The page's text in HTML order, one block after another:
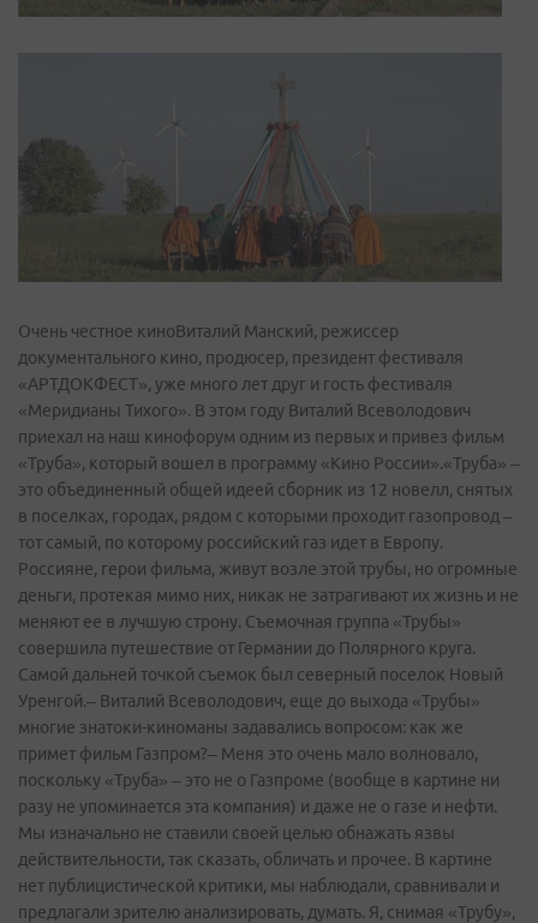
Очень честное киноВиталий Манский, режиссер
документального кино, продюсер, президент фестиваля
«АРТДОКФЕСТ», уже много лет друг и гость фестиваля
«Меридианы Тихого». В этом году Виталий Всеволодович
приехал на наш кинофорум одним из первых и привез фильм
«Труба», который вошел в программу «Кино России».«Труба» –
это объединенный общей идеей сборник из 12 новелл, снятых
в поселках, городах, рядом с которыми проходит газопровод –
тот самый, по которому российский газ идет в Европу.
Россияне, герои фильма, живут возле этой трубы, но огромные
деньги, протекая мимо них, никак не затрагивают их жизнь и не
меняют ее в лучшую строну. Съемочная группа «Трубы»
совершила путешествие от Германии до Полярного круга.
Самой дальней точкой съемок был северный поселок Новый
Уренгой.– Виталий Всеволодович, еще до выхода «Трубы»
многие знатоки-­киноманы задавались вопросом: как же
примет фильм Газпром?– Меня это очень мало волновало,
поскольку «Труба» – это не о Газпроме (вообще в картине ни
разу не упоминается эта компания) и даже не о газе и нефти.
Мы изначально не ставили своей целью обнажать язвы
действительности, так сказать, обличать и прочее. В картине
нет публицистической критики, мы наблюдали, сравнивали и
предлагали зрителю анализировать, думать. Я, снимая «Трубу»,